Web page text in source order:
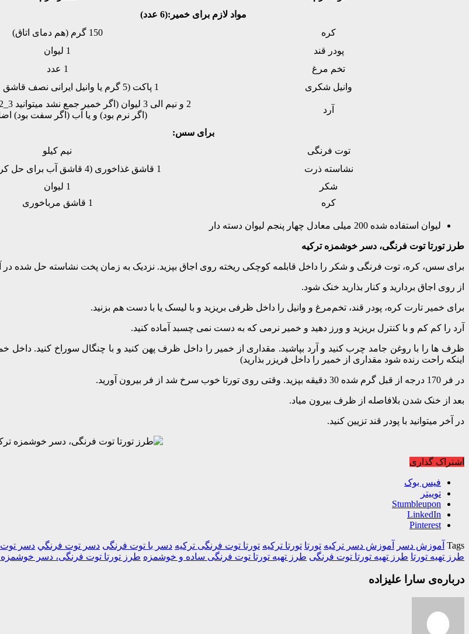
مواد لازم برای خمیر:(6 عدد)
کره
150 گرم (هم دمای اتاق)
پودر قند
1 لیوان
تخم مرغ
1 عدد
وانیل شکری
1 پاکت (5 گرم یا وانیل ایرانی نصف قاشق چای خوری)
آرد
(اگر نرم بود) و یا آب (اگر سفت بود)
برای سس:
توت فرنگی
نیم کیلو
نشاسته ذرت
1 قاشق غذاخوری (4 قاشق آب برای حل کردن نشاسته)
شکر
1 لیوان
کره
1 قاشق مرباخوری
لیوان استفاده شده 200 میلی معادل چهار پنجم لیوان دسته دار
طرز تورتا توت فرنگی، دسر خوشمزه ترکیه
برای سس، کره، توت فرنگی و شکر را داخل قابلمه کوچکی ریخته روی اجاق بپزید. نزدیک به زمان پخت نشاسته حل شده در
از روی اجاق بردارید و کنار بذارید خنک شود.
برای خمیر تارت کره، پودر قند، تخم‌مرغ و وانیل را داخل ظرفی بریزید و با لیسک یا با دست هم بزنید.
آرد را کم کم و با کنترل بریزید و ورز دهید و خمیر نرمی که به دست نمی چسبد آماده کنید.
ظرف ها را با روغن جامد چرب کنید و آرد بپاشید. مقداری از خمیر را داخل ظرف پهن کنید و با چنگال سوراخ کنید. داخل
اینکه راحت رنده شود مقداری از خمیر را داخل فریزر بذارید)
در فر 170 درجه از قبل گرم شده 30 دقیقه بپزید. وقتی روی تورتا خوب سرخ شد از فر بیرون آورید.
بعد از خنک شدن بلافاصله از ظرف بیرون میاد.
در آخر میتوانید با پودر قند تزیین کنید.
اشتراک گذاری
فیس بوک
توییتر
Stumbleupon
LinkedIn
Pinterest
Tags آموزش دسر آموزش دسر ترکیه تورتا تورتا ترکیه تورتا توت فرنگی ترکیه دسر با توت فرنگی دسر توت فرنگي دسر
طرز تهیه تورتا طرز تهیه تورتا توت فرنگی طرز تهیه تورتا توت فرنگی ساده و خوشمزه طرز تورتا توت فرنگی، دسر خوشمزه
درباره‌ی سارا علیزاده